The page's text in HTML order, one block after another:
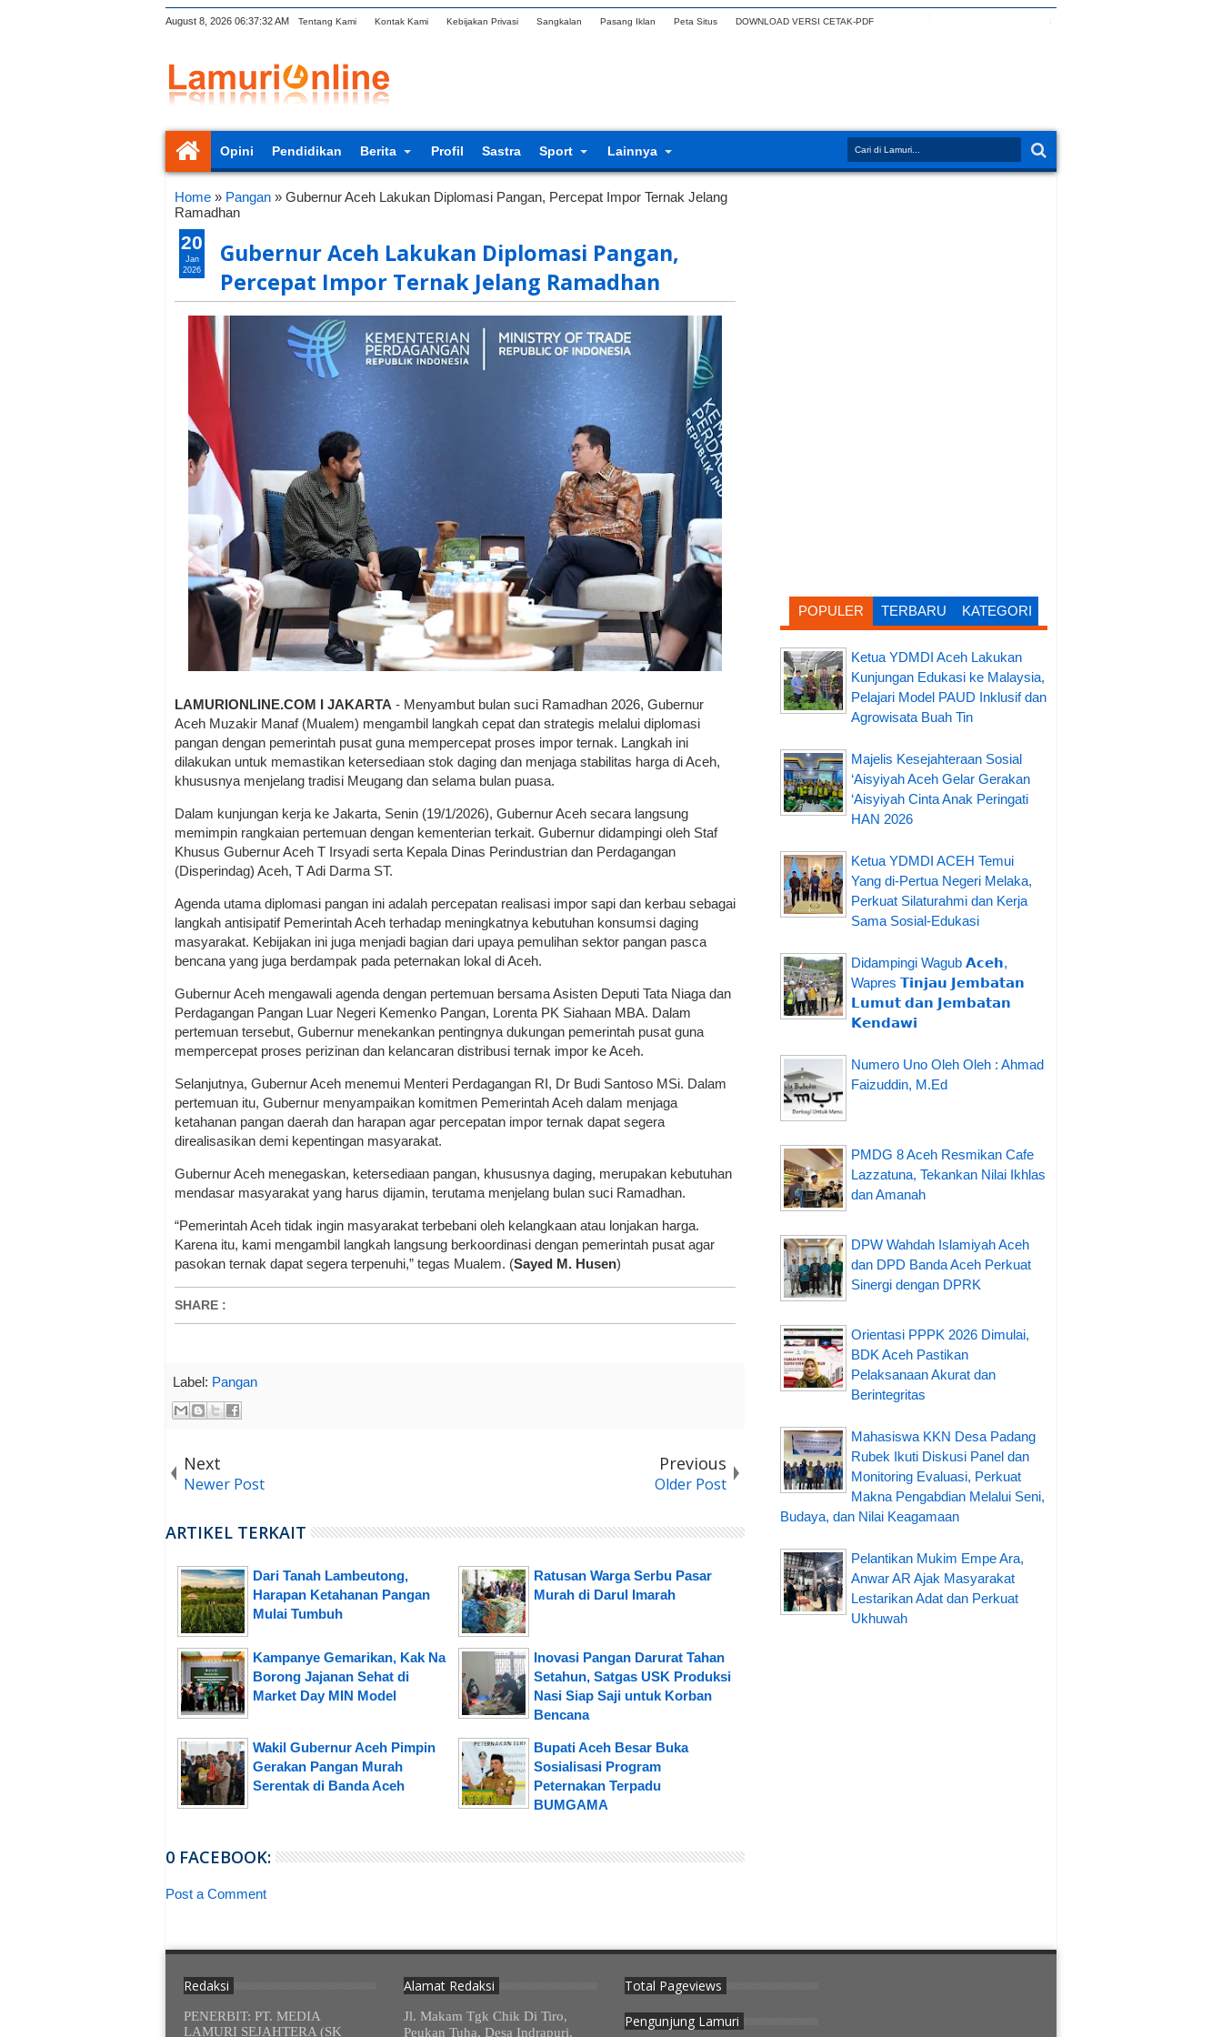
August 8, 2026 06:37:32 AM Tentang Kami Kontak Kami Kebijakan Privasi Sangkalan Pasang Iklan Peta Situs DOWNLOAD VERSI CETAK-PDF
Opini Pendidikan Berita Profil Sastra Sport Lainnya
Home » Pangan » Gubernur Aceh Lakukan Diplomasi Pangan, Percepat Impor Ternak Jelang
Ramadhan
Gubernur Aceh Lakukan Diplomasi Pangan,
Percepat Impor Ternak Jelang Ramadhan
LAMURIONLINE.COM I JAKARTA - Menyambut bulan suci Ramadhan 2026, Gubernur
Aceh Muzakir Manaf (Mualem) mengambil langkah cepat dan strategis melalui diplomasi
pangan dengan pemerintah pusat guna mempercepat proses impor ternak. Langkah ini
dilakukan untuk memastikan ketersediaan stok daging dan menjaga stabilitas harga di Aceh,
khususnya menjelang tradisi Meugang dan selama bulan puasa.
Dalam kunjungan kerja ke Jakarta, Senin (19/1/2026), Gubernur Aceh secara langsung
memimpin rangkaian pertemuan dengan kementerian terkait. Gubernur didampingi oleh Staf
Khusus Gubernur Aceh T Irsyadi serta Kepala Dinas Perindustrian dan Perdagangan
(Disperindag) Aceh, T Adi Darma ST.
Agenda utama diplomasi pangan ini adalah percepatan realisasi impor sapi dan kerbau sebagai
langkah antisipatif Pemerintah Aceh terhadap meningkatnya kebutuhan konsumsi daging
masyarakat. Kebijakan ini juga menjadi bagian dari upaya pemulihan sektor pangan pasca
bencana yang juga berdampak pada peternakan lokal di Aceh.
Gubernur Aceh mengawali agenda dengan pertemuan bersama Asisten Deputi Tata Niaga dan
Perdagangan Pangan Luar Negeri Kemenko Pangan, Lorenta PK Siahaan MBA. Dalam
pertemuan tersebut, Gubernur menekankan pentingnya dukungan pemerintah pusat guna
mempercepat proses perizinan dan kelancaran distribusi ternak impor ke Aceh.
Selanjutnya, Gubernur Aceh menemui Menteri Perdagangan RI, Dr Budi Santoso MSi. Dalam
pertemuan itu, Gubernur menyampaikan komitmen Pemerintah Aceh dalam menjaga
ketahanan pangan daerah dan harapan agar percepatan impor ternak dapat segera
direalisasikan demi kepentingan masyarakat.
Gubernur Aceh menegaskan, ketersediaan pangan, khususnya daging, merupakan kebutuhan
mendasar masyarakat yang harus dijamin, terutama menjelang bulan suci Ramadhan.
“Pemerintah Aceh tidak ingin masyarakat terbebani oleh kelangkaan atau lonjakan harga.
Karena itu, kami mengambil langkah langsung berkoordinasi dengan pemerintah pusat agar
pasokan ternak dapat segera terpenuhi,” tegas Mualem. (Sayed M. Husen)
SHARE :
20
Jan
2026
Label: Pangan
Next
Newer Post
Previous
Older Post
ARTIKEL TERKAIT
Dari Tanah Lambeutong,
Harapan Ketahanan Pangan
Mulai Tumbuh
Ratusan Warga Serbu Pasar
Murah di Darul Imarah
Kampanye Gemarikan, Kak Na
Borong Jajanan Sehat di
Market Day MIN Model
Inovasi Pangan Darurat Tahan
Setahun, Satgas USK Produksi
Nasi Siap Saji untuk Korban
Bencana
Wakil Gubernur Aceh Pimpin
Gerakan Pangan Murah
Serentak di Banda Aceh
Bupati Aceh Besar Buka
Sosialisasi Program
Peternakan Terpadu
BUMGAMA
0 FACEBOOK:
Post a Comment
POPULER TERBARU KATEGORI
Ketua YDMDI Aceh Lakukan
Kunjungan Edukasi ke Malaysia,
Pelajari Model PAUD Inklusif dan
Agrowisata Buah Tin
Majelis Kesejahteraan Sosial
‘Aisyiyah Aceh Gelar Gerakan
‘Aisyiyah Cinta Anak Peringati
HAN 2026
Ketua YDMDI ACEH Temui
Yang di-Pertua Negeri Melaka,
Perkuat Silaturahmi dan Kerja
Sama Sosial-Edukasi
Didampingi Wagub 𝗔𝗰𝗲𝗵,
Wapres 𝗧𝗶𝗻𝗷𝗮𝘂 𝗝𝗲𝗺𝗯𝗮𝘁𝗮𝗻
𝗟𝘂𝗺𝘂𝘁 𝗱𝗮𝗻 𝗝𝗲𝗺𝗯𝗮𝘁𝗮𝗻
𝗞𝗲𝗻𝗱𝗮𝘄𝗶
Numero Uno Oleh Oleh : Ahmad
Faizuddin, M.Ed
PMDG 8 Aceh Resmikan Cafe
Lazzatuna, Tekankan Nilai Ikhlas
dan Amanah
DPW Wahdah Islamiyah Aceh
dan DPD Banda Aceh Perkuat
Sinergi dengan DPRK
Orientasi PPPK 2026 Dimulai,
BDK Aceh Pastikan
Pelaksanaan Akurat dan
Berintegritas
Mahasiswa KKN Desa Padang
Rubek Ikuti Diskusi Panel dan
Monitoring Evaluasi, Perkuat
Makna Pengabdian Melalui Seni,
Budaya, dan Nilai Keagamaan
Pelantikan Mukim Empe Ara,
Anwar AR Ajak Masyarakat
Lestarikan Adat dan Perkuat
Ukhuwah
Redaksi
PENERBIT: PT. MEDIA
LAMURI SEJAHTERA (SK
Alamat Redaksi
Jl. Makam Tgk Chik Di Tiro,
Peukan Tuha, Desa Indrapuri,
Total Pageviews
Pengunjung Lamuri